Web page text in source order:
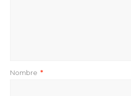
Nombre *